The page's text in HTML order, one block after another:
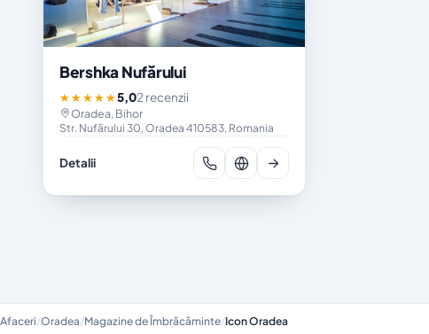
Bershka Nufărului
★★★★★5,02 recenzii
Oradea, Bihor
Str. Nufărului 30, Oradea 410583, Romania
Detalii
Afaceri/Oradea/Magazine de Îmbrăcăminte/Icon Oradea